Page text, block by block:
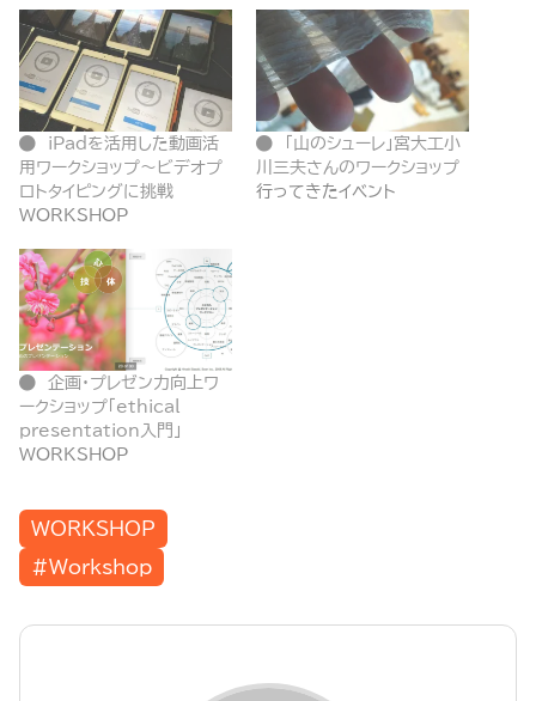
iPadを活用した動画活
用ワークショップ〜ビデオプ
ロトタイピングに挑戦
WORKSHOP
「山のシューレ」宮大工小
川三夫さんのワークショップ
行ってきたイベント
企画・プレゼン力向上ワ
ークショップ「ethical
presentation入門」
WORKSHOP
WORKSHOP
#Workshop